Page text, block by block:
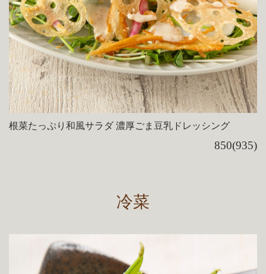
根菜たっぷり和風サラダ 濃厚ごま豆乳ドレッシング
850(935)
冷菜